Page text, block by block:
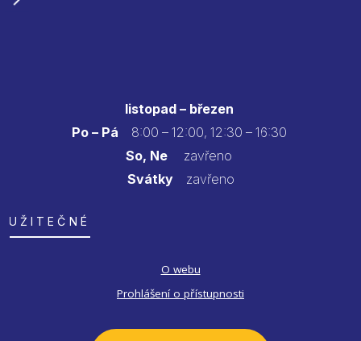
listopad – březen
Po – Pá 8:00 – 12:00, 12:30 – 16:30
So, Ne zavřeno
Svátkyzavřeno
UŽITEČNÉ
O webu
Prohlášení o přístupnosti